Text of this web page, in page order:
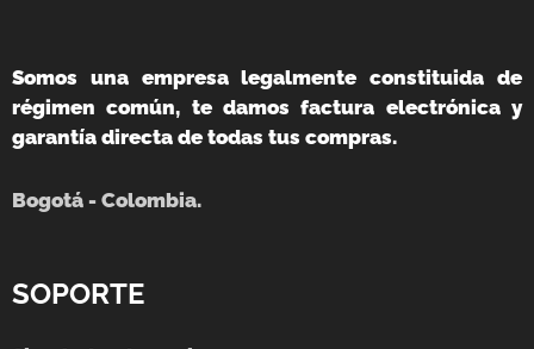
Somos una empresa legalmente constituida de
régimen común, te damos factura electrónica y
garantía directa de todas tus compras.
Bogotá - Colombia.
SOPORTE